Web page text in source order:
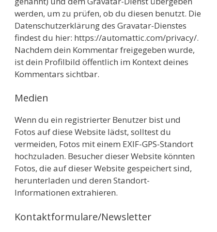
werden, um zu prüfen, ob du diesen benutzt. Die
Datenschutzerklärung des Gravatar-Dienstes
findest du hier: https://automattic.com/privacy/.
Nachdem dein Kommentar freigegeben wurde,
ist dein Profilbild öffentlich im Kontext deines
Kommentars sichtbar.
Medien
Wenn du ein registrierter Benutzer bist und
Fotos auf diese Website lädst, solltest du
vermeiden, Fotos mit einem EXIF-GPS-Standort
hochzuladen. Besucher dieser Website könnten
Fotos, die auf dieser Website gespeichert sind,
herunterladen und deren Standort-
Informationen extrahieren.
Kontaktformulare/Newsletter